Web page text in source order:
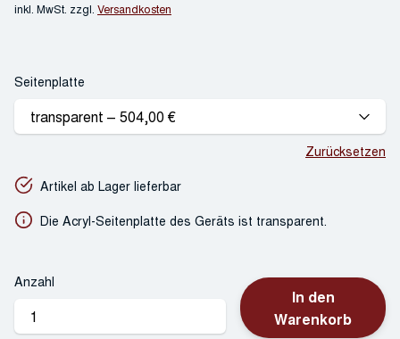
inkl. MwSt. zzgl. Versandkosten
Seitenplatte
Zurücksetzen
Artikel ab Lager lieferbar
Die Acryl-Seitenplatte des Geräts ist transparent.
Anzahl
AEA
Snaqbox
In den
Warenkorb